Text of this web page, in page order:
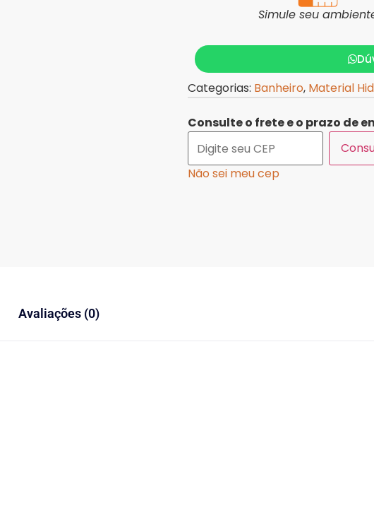
Simule seu
Categorias: Banheiro, Material
Consulte o frete e o prazo de
Não sei meu cep
Avaliações (0)